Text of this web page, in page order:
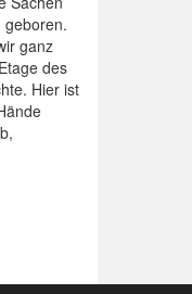
geboren.
ganz
des
Hier ist